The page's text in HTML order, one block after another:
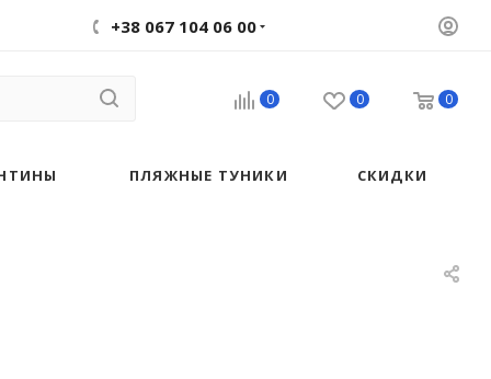
+38 067 104 06 00
0 0 0
ПЛЯЖНЫЕ ТУНИКИ СКИДКИ